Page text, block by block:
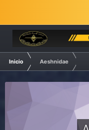
Inicio Aeshnidae